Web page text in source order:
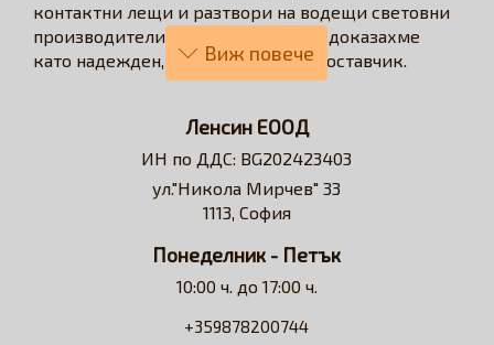
контактни лещи и разтвори на водещи световни
производители. През годините се доказахме
като надежден, бърз и коректен доставчик.
пазаруването в бързо, лесно, удобно и изгодно
решение за всеки потребител на контактни лещи.
Достъпни сме за професионални съвети и
съдействие относно избора на контактни лещи и
Ленсин ЕООД
ИН по ДДС: BG202423403
ул."Никола Мирчев" 33
1113, София
Понеделник - Петък
10:00 ч. до 17:00 ч.
+359878200744